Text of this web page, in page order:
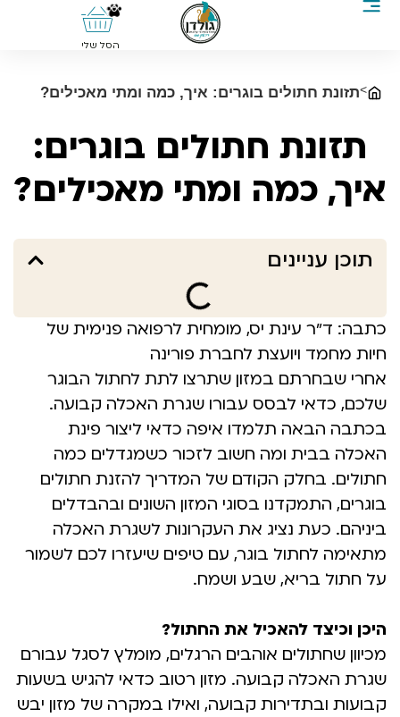
0
הסל שלי
>תזונת חתולים בוגרים: איך, כמה ומתי מאכילים?
תזונת חתולים בוגרים:
איך, כמה ומתי מאכילים?
תוכן עניינים
כתבה: ד”ר עינת יס, מומחית לרפואה פנימית של
חיות מחמד ויועצת לחברת פורינה
אחרי שבחרתם במזון שתרצו לתת לחתול הבוגר
שלכם, כדאי לבסס עבורו שגרת האכלה קבועה.
בכתבה הבאה תלמדו איפה כדאי ליצור פינת
האכלה בבית ומה חשוב לזכור כשמגדלים כמה
חתולים. בחלק הקודם של המדריך להזנת חתולים
בוגרים, התמקדנו בסוגי המזון השונים ובהבדלים
ביניהם. כעת נציג את העקרונות לשגרת האכלה
מתאימה לחתול בוגר, עם טיפים שיעזרו לכם לשמור
על חתול בריא, שבע ושמח.
היכן וכיצד להאכיל את החתול?
מכיוון שחתולים אוהבים הרגלים, מומלץ לסגל עבורם
שגרת האכלה קבועה. מזון רטוב כדאי להגיש בשעות
קבועות ובתדירות קבועה, ואילו במקרה של מזון יבש